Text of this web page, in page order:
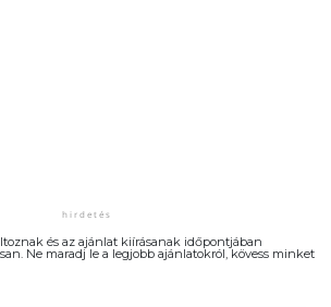
és az ajánlat kiírásanak időpontjában
Ne maradj le a legjobb ajánlatokról, kövess minket